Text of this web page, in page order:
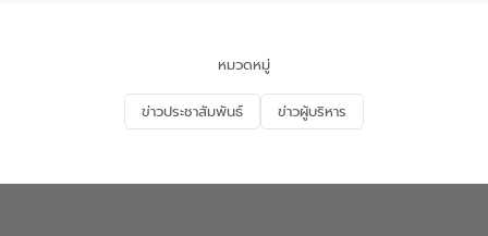
จัดการน้ำเสียและสร้างจิตสำนึกในการ
อนุรักษ์สิ่งแวดล้อม ในหัวข้อ “น้ำเสียชุมชน
และการบำบัดน้ำเสียเบื้องต้น” โดยให้ความรู้
เกี่ยวกับสาเหตุและผลกระทบของน้ำเสีย
ณ เทศบาลตำบลบางเลน จังหวัดนครปฐม
หมวดหมู่
ข่าวประชาสัมพันธ์ ข่าวผู้บริหาร